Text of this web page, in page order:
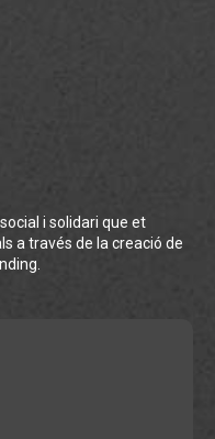
i solidari que et
a través de la creació de